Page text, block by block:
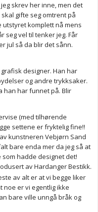
skrev her inne, men det
gifte seg omtrent på
utstyret komplett nå mens
seg vel til tenker jeg. Får
jul så da blir det sånn.
designer. Han har
og andre trykksaker.
han har funnet på. Blir
(med tilhørende
settene er fryktelig fine!!
kunstneren Vebjørn Sand
bare enda mer da jeg så at
hadde designet det!
av Hardanger Bestikk.
av alt er at vi begge liker
noe er vi egentlig ikke
bare ville unngå bråk og